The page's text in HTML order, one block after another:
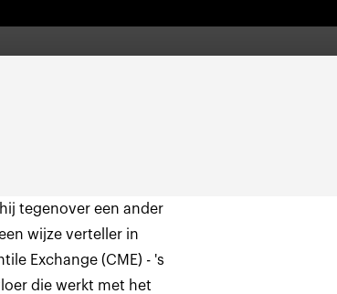
tegenover een ander
wijze verteller in
Exchange (CME) - 's
die werkt met het